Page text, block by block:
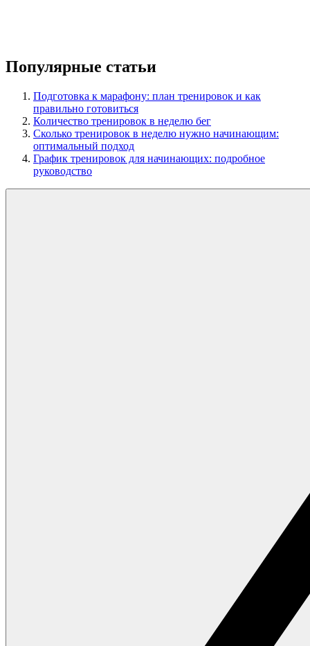
Популярные статьи
Подготовка к марафону: план тренировок и как
правильно готовиться
Количество тренировок в неделю бег
Сколько тренировок в неделю нужно начинающим:
оптимальный подход
График тренировок для начинающих: подробное
руководство